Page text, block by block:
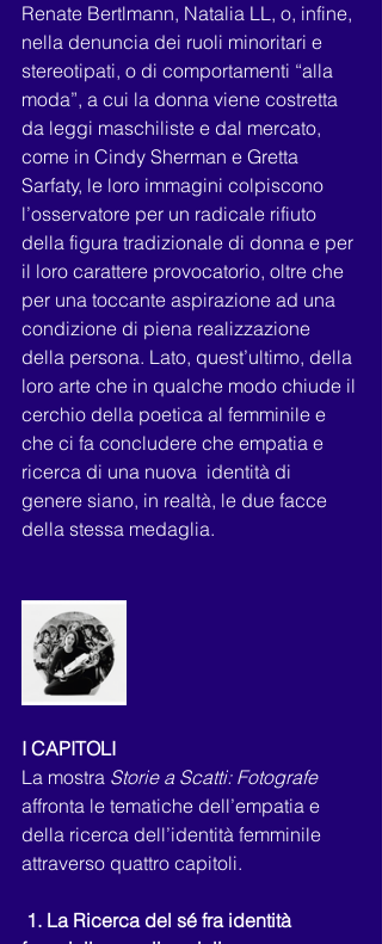
Renate Bertlmann, Natalia LL, o, infine,
nella denuncia dei ruoli minoritari e
stereotipati, o di comportamenti “alla
moda”, a cui la donna viene costretta
da leggi maschiliste e dal mercato,
come in Cindy Sherman e Gretta
Sarfaty, le loro immagini colpiscono
l’osservatore per un radicale rifiuto
della figura tradizionale di donna e per
il loro carattere provocatorio, oltre che
per una toccante aspirazione ad una
condizione di piena realizzazione
della persona. Lato, quest’ultimo, della
loro arte che in qualche modo chiude il
cerchio della poetica al femminile e
che ci fa concludere che empatia e
ricerca di una nuova  identità di
genere siano, in realtà, le due facce
della stessa medaglia.
I CAPITOLI
La mostra Storie a Scatti: Fotografe
affronta le tematiche dell’empatia e
della ricerca dell’identità femminile
attraverso quattro capitoli.
1. La Ricerca del sé fra identità